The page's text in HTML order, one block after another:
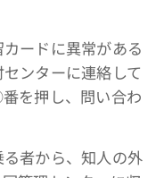
ードに異常がある
ンターに連絡して
を押し、問い合わ
者から、知人の外